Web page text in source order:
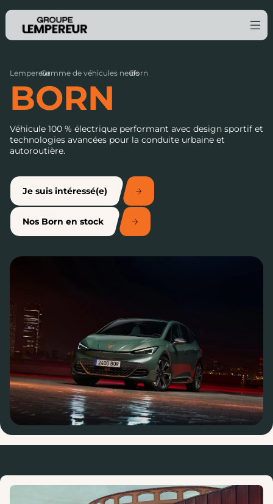
Lempereur
›
Gamme de véhicules neufs
›
Born
BORN
Véhicule 100 % électrique performant avec design sportif et
technologies avancées pour la conduite urbaine et
autoroutière.
Je suis intéressé(e)
Nos Born en stock